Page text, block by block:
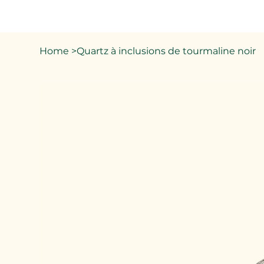
Home >Quartz à inclusions de tourmaline noir